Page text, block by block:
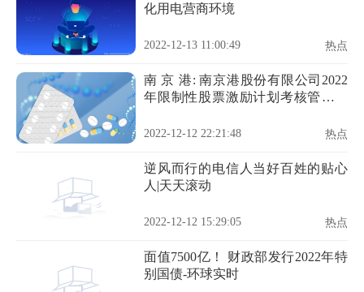
化用电营商环境
2022-12-13 11:00:49 热点
南 京 港: 南京港股份有限公司2022
年限制性股票激励计划考核管理办
2022-12-12 22:21:48 热点
逆风而行的电信人当好百姓的贴心
人|天天滚动
2022-12-12 15:29:05 热点
面值7500亿！ 财政部发行2022年特
别国债-环球实时